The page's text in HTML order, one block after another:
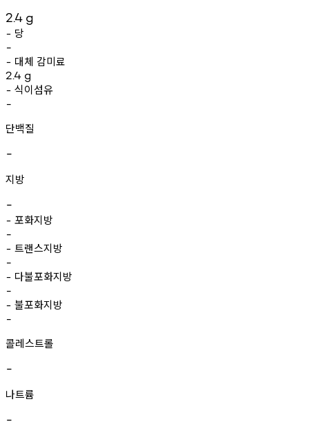
2.4 g
- 당
-
- 대체 감미료
2.4 g
- 식이섬유
-
단백질
-
지방
-
- 포화지방
-
- 트랜스지방
-
- 다불포화지방
-
- 불포화지방
-
콜레스트롤
-
나트륨
-